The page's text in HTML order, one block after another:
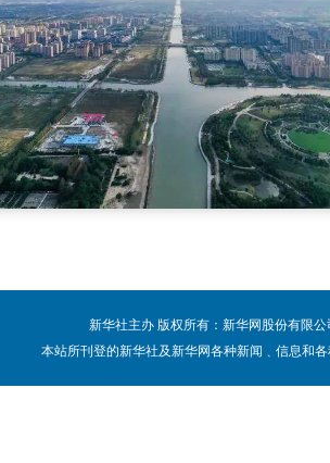
新华社主办 版权所有：新华网股份有限公
本站所刊登的新华社及新华网各种新闻﹑信息和